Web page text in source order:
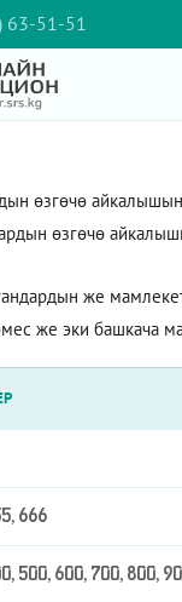
63-51-51
өзгөчө
өзгөчө
же
же эки башкача
666
500, 600, 700, 800,